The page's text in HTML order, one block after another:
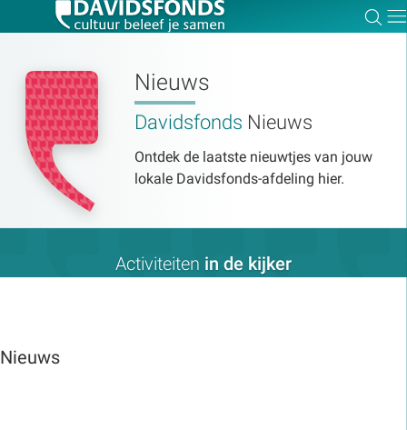
Nieuws
Davidsfonds Nieuws
Ontdek de laatste nieuwtjes van jouw
lokale Davidsfonds-afdeling hier.
Activiteiten in de kijker
Nieuws
Zoek:
Zoeken